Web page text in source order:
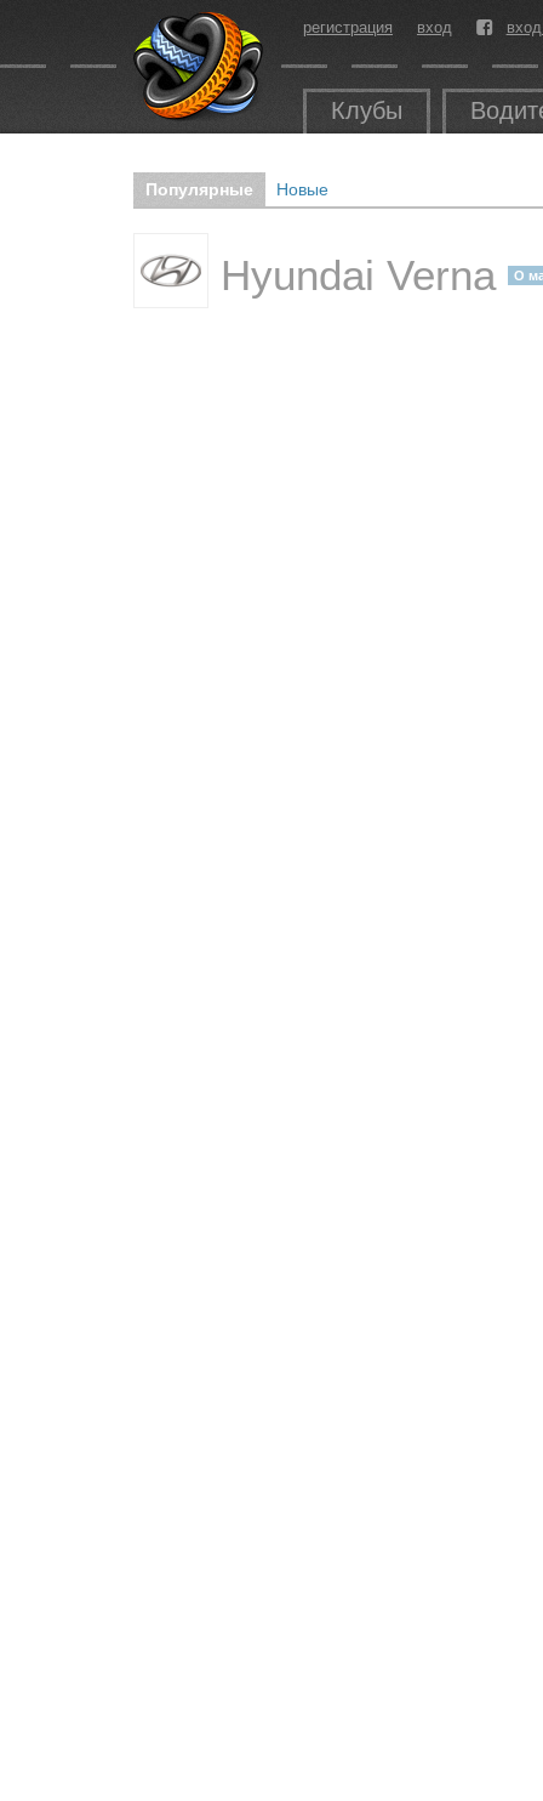
регистрация вход
Клубы
Популярные Новые
Hyundai Verna О